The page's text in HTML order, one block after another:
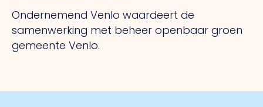
Ondernemend Venlo waardeert de
samenwerking met beheer openbaar groen
gemeente Venlo.